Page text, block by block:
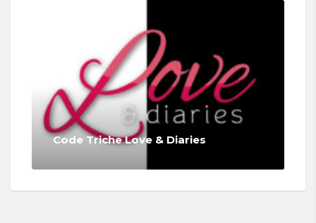
Code Triche Love & Diaries